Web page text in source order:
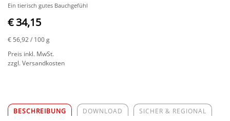
Ein tierisch gutes Bauchgefühl
€ 34,15
€ 56,92/ 100 g
Preis inkl. MwSt.
zzgl. Versandkosten
BESCHREIBUNG DOWNLOAD SICHER & REGIONAL